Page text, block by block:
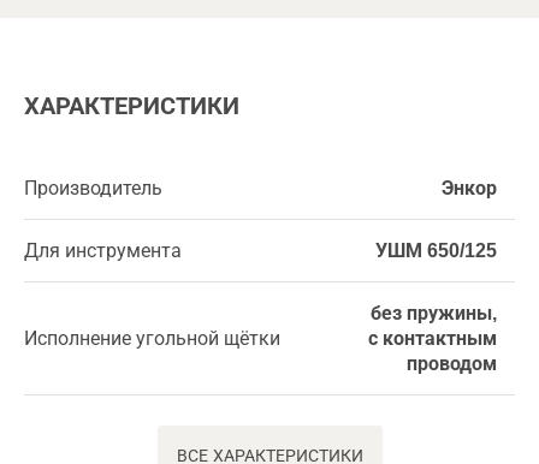
ХАРАКТЕРИСТИКИ
Производитель Энкор
Для инструмента УШМ 650/125
Исполнение угольной щётки
без пружины,
с контактным
проводом
ВСЕ ХАРАКТЕРИСТИКИ